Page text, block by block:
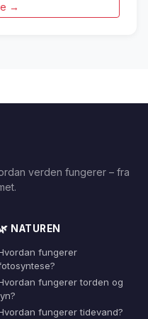
→
verden fungerer – fra
NATUREN
fungerer
fungerer torden og
fungerer tidevand?